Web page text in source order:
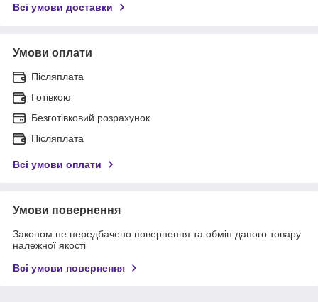
Всі умови доставки
Умови оплати
Післяплата
Готівкою
Безготівковий розрахунок
Післяплата
Всі умови оплати
Умови повернення
Законом не передбачено повернення та обмін даного товару
належної якості
Всі умови повернення